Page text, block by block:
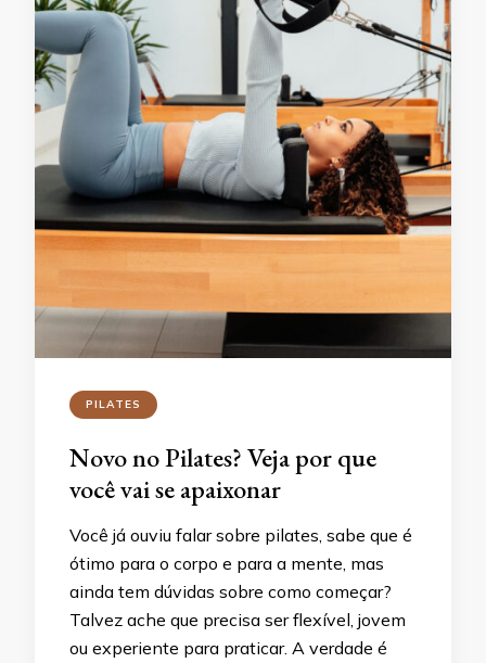
PILATES
Novo no Pilates? Veja por que
você vai se apaixonar
Você já ouviu falar sobre pilates, sabe que é
ótimo para o corpo e para a mente, mas
ainda tem dúvidas sobre como começar?
Talvez ache que precisa ser flexível, jovem
ou experiente para praticar. A verdade é